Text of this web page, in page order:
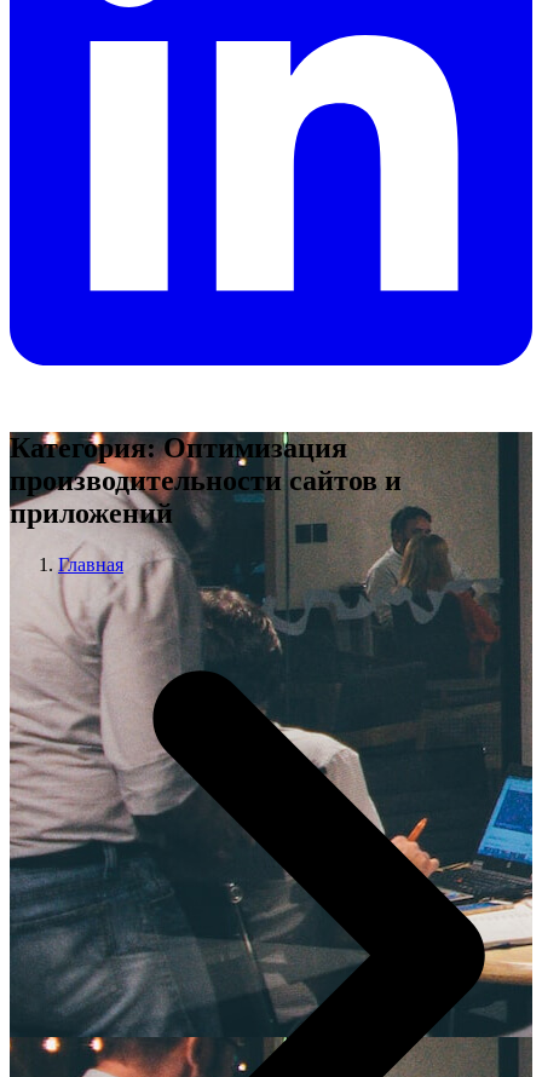
Категория: Оптимизация
производительности сайтов и
приложений
Главная